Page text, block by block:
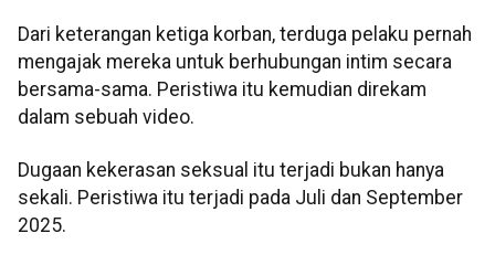
Dari keterangan ketiga korban, terduga pelaku pernah
mengajak mereka untuk berhubungan intim secara
bersama-sama. Peristiwa itu kemudian direkam
dalam sebuah video.
Dugaan kekerasan seksual itu terjadi bukan hanya
sekali. Peristiwa itu terjadi pada Juli dan September
2025.